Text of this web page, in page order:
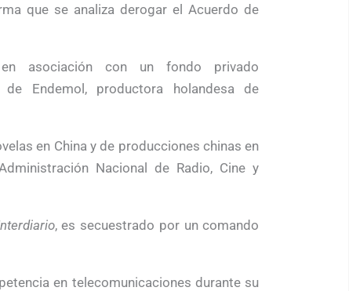
que se analiza derogar el Acuerdo de
asociación con un fondo privado
Endemol, productora holandesa de
en China y de producciones chinas en
Nacional de Radio, Cine y
, es secuestrado por un comando
en telecomunicaciones durante su